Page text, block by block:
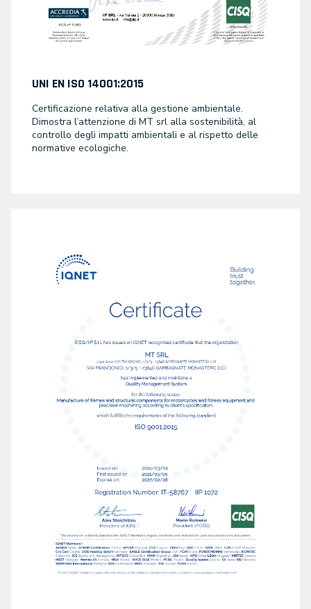
UNI EN ISO 14001:2015
Certificazione relativa alla gestione ambientale.
Dimostra l’attenzione di MT srl alla sostenibilità, al
controllo degli impatti ambientali e al rispetto delle
normative ecologiche.